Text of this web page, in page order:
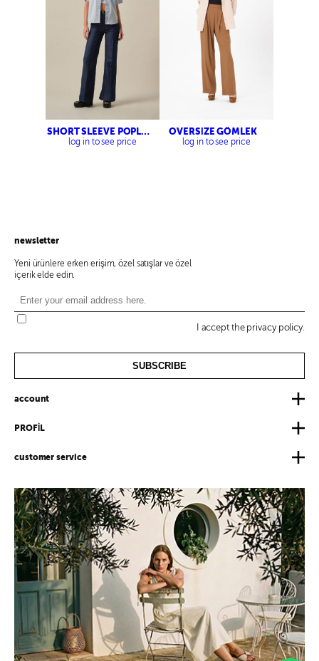
SHORT SLEEVE POPLIN
SHIRT
log in to see price
OVERSİZE GÖMLEK
log in to see price
newsletter
Yeni ürünlere erken erişim, özel satışlar ve özel
içerik elde edin.
I accept the privacy policy.
SUBSCRIBE
account
PROFİL
customer service